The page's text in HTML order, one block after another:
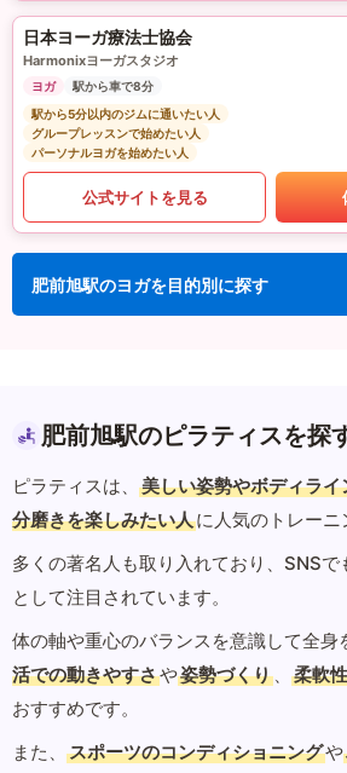
日本ヨーガ療法士協会
Harmonixヨーガスタジオ
ヨガ
駅から車で8分
駅から5分以内のジムに通いたい人
グループレッスンで始めたい人
パーソナルヨガを始めたい人
公式サイトを見る
肥前旭駅のヨガを目的別に探す
肥前旭駅のピラティスを探
ピラティスは、 美しい姿勢やボディラ
分磨きを楽しみたい人に人気のトレーニ
多くの著名人も取り入れており、SNSで
として注目されています。
体の軸や重心のバランスを意識して全身
活での動きやすさや姿勢づくり 、 柔軟性
おすすめです。
また、
スポーツのコンディショニングや